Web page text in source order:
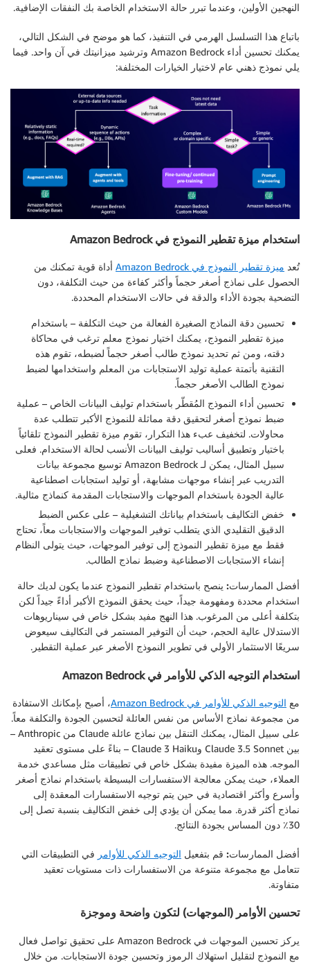
النهجين الأولين، وعندما تبرر حالة الاستخدام الخاصة بك النفقات الإضافية.
باتباع هذا التسلسل الهرمي في التنفيذ، كما هو موضح في الشكل التالي،
يمكنك تحسين أداء Amazon Bedrock وترشيد ميزانيتك في آن واحد. فيما
يلي نموذج ذهني عام لاختيار الخيارات المختلفة:
استخدام ميزة تقطير النموذج في Amazon Bedrock
تُعد ميزة تقطير النموذج في Amazon Bedrock
أداة قوية تمكنك من
الحصول على نماذج أصغر حجماً وأكثر كفاءة من حيث التكلفة، دون
التضحية بجودة الأداء والدقة في حالات الاستخدام المحددة.
تحسين دقة النماذج الصغيرة الفعالة من حيث التكلفة – باستخدام
ميزة تقطير النموذج، يمكنك اختيار نموذج معلم ترغب في محاكاة
دقته، ومن ثم تحديد نموذج طالب أصغر حجماً لضبطه، تقوم هذه
التقنية بأتمتة عملية توليد الاستجابات من المعلم واستخدامها لضبط
نموذج الطالب الأصغر حجماً.
تحسين أداء النموذج المُقطّر باستخدام توليف البيانات الخاص – عملية
ضبط نموذج أصغر لتحقيق دقة مماثلة للنموذج الأكبر تتطلب عدة
محاولات. لتخفيف عبء هذا التكرار، تقوم ميزة تقطير النموذج تلقائياً
باختيار وتطبيق أساليب توليف البيانات الأنسب لحالة الاستخدام. فعلى
سبيل المثال، يمكن لـ Amazon Bedrock توسيع مجموعة بيانات
التدريب عبر إنشاء موجهات مشابهة، أو توليد استجابات اصطناعية
عالية الجودة باستخدام الموجهات والاستجابات المقدمة كنماذج مثالية.
خفض التكاليف باستخدام بياناتك التشغيلية – على عكس الضبط
الدقيق التقليدي الذي يتطلب توفير الموجهات والاستجابات معاً، تحتاج
فقط مع ميزة تقطير النموذج إلى توفير الموجهات، حيث يتولى النظام
إنشاء الاستجابات الاصطناعية وضبط نماذج الطالب.
أفضل الممارسات: ينصح باستخدام تقطير النموذج عندما يكون لديك حالة
استخدام محددة ومفهومة جيداً، حيث يحقق النموذج الأكبر أداءً جيداً لكن
بتكلفة أعلى من المرغوب. هذا النهج مفيد بشكل خاص في سيناريوهات
الاستدلال عالية الحجم، حيث أن التوفير المستمر في التكاليف سيعوض
سريعًا الاستثمار الأولي في تطوير النموذج الأصغر عبر عملية التقطير.
استخدام التوجيه الذكي للأوامر في Amazon Bedrock
مع التوجيه الذكي للأوامر في Amazon Bedrock
، أصبح بإمكانك الاستفادة
من مجموعة نماذج الأساس من نفس العائلة لتحسين الجودة والتكلفة معاً.
على سبيل المثال، يمكنك التنقل بين نماذج عائلة Claude من Anthropic –
بين Claude 3.5 Sonnet وClaude 3 Haiku – بناءً على مستوى تعقيد
الموجه. هذه الميزة مفيدة بشكل خاص في تطبيقات مثل مساعدي خدمة
العملاء، حيث يمكن معالجة الاستفسارات البسيطة باستخدام نماذج أصغر
وأسرع وأكثر اقتصادية في حين يتم توجيه الاستفسارات المعقدة إلى
نماذج أكثر قدرة. مما يمكن أن يؤدي إلى خفض التكاليف بنسبة تصل إلى
30٪ دون المساس بجودة النتائج.
أفضل الممارسات: قم بتفعيل التوجيه الذكي للأوامر في التطبيقات التي
تتعامل مع مجموعة متنوعة من الاستفسارات ذات مستويات تعقيد
متفاوتة.
تحسين الأوامر (الموجهات) لتكون واضحة وموجزة
يركز تحسين الموجهات في Amazon Bedrock على تحقيق تواصل فعال
مع النموذج لتقليل استهلاك الرموز وتحسين جودة الاستجابات. من خلال